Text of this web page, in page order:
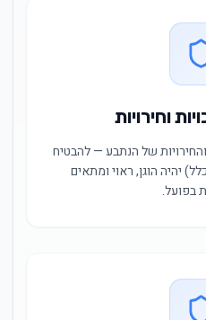
וחירויות
של הנתבע — להבטיח
יהיה הוגן, ראוי ומתאים
בפועל.